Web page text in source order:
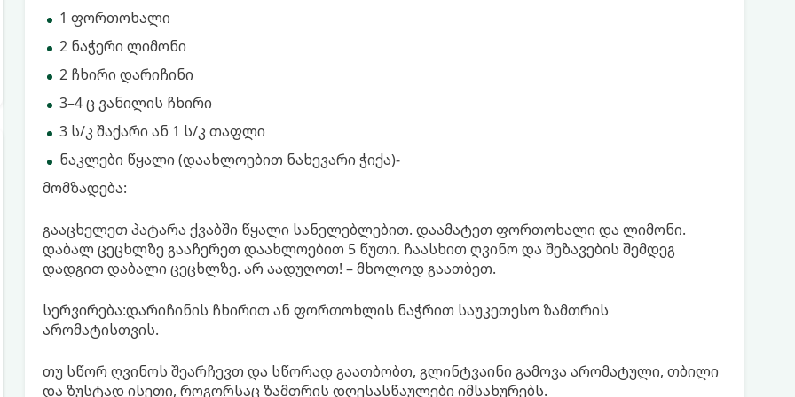
1 ფორთოხალი
2 ნაჭერი ლიმონი
2 ჩხირი დარიჩინი
3–4 ც ვანილის ჩხირი
3 ს/კ შაქარი ან 1 ს/კ თაფლი
ნაკლები წყალი (დაახლოებით ნახევარი ჭიქა)-
მომზადება:
გააცხელეთ პატარა ქვაბში წყალი სანელებლებით. დაამატეთ ფორთოხალი და ლიმონი.
დაბალ ცეცხლზე გააჩერეთ დაახლოებით 5 წუთი. ჩაასხით ღვინო და შეზავების შემდეგ
დადგით დაბალი ცეცხლზე. არ აადუღოთ! – მხოლოდ გაათბეთ.
სერვირება:დარიჩინის ჩხირით ან ფორთოხლის ნაჭრით საუკეთესო ზამთრის
არომატისთვის.
თუ სწორ ღვინოს შეარჩევთ და სწორად გაათბობთ, გლინტვაინი გამოვა არომატული, თბილი
და ზუსტად ისეთი, როგორსაც ზამთრის დღესასწაულები იმსახურებს.